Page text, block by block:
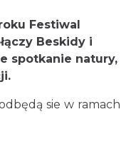
Festiwal
Beskidy i
spotkanie natury,
sie w ramach